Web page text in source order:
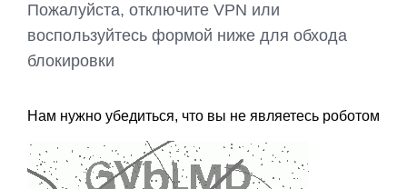
Пожалуйста, отключите VPN или
воспользуйтесь формой ниже для обхода
блокировки
Нам нужно убедиться, что вы не являетесь роботом